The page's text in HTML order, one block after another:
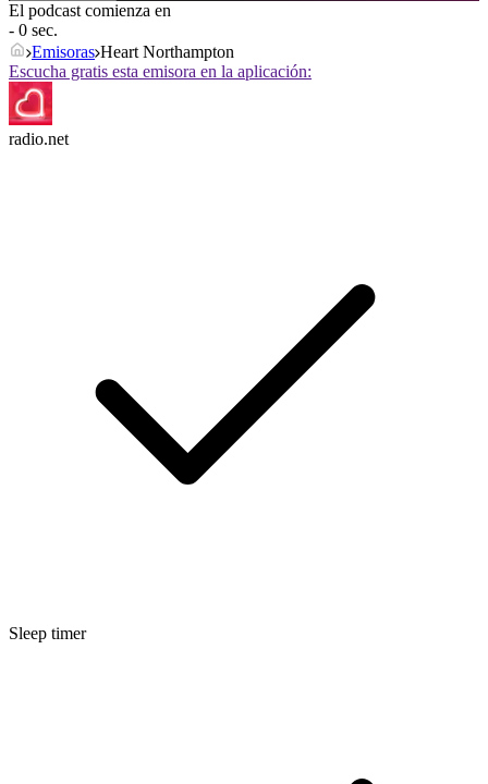
El podcast comienza en
- 0 sec.
Emisoras Heart Northampton
Escucha gratis esta emisora en la aplicación:
radio.net
Sleep timer